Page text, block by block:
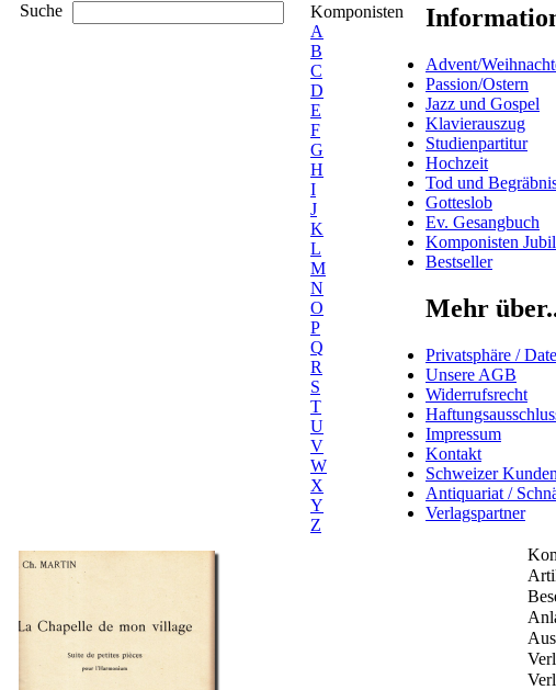
Suche
Komponisten
A
B
C
D
E
F
G
H
I
J
K
L
M
N
O
P
Q
R
S
T
U
V
W
X
Y
Z
Advent/
Passion/Ostern
Jazz und Gospel
Klavierauszug
Studienpartitur
Hochzeit
Tod und
Gotteslob
Ev. Gesangbuch
Komponisten
Bestseller
Mehr
Privatsphäre /
Unsere AGB
Widerrufsrecht
Impressum
Kontakt
Schweizer Kunden
Antiquariat /
Verlagspartner